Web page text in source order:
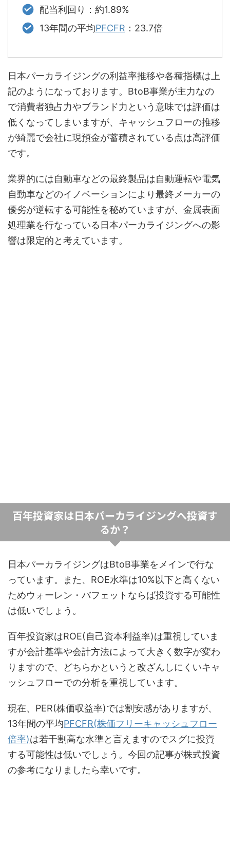
配当利回り：約1.89%
13年間の平均PFCFR ：23.7倍
日本パーカライジングの利益率推移や各種指標は上
記のようになっております。BtoB事業が主力なの
で消費者独占力やブランド力という意味では評価は
低くなってしまいますが、キャッシュフローの推移
が綺麗で会社に現預金が蓄積されている点は高評価
です。
業界的には自動車などの最終製品は自動運転や電気
自動車などのイノベーションにより最終メーカーの
優劣が逆転する可能性を秘めていますが、金属表面
処理業を行なっている日本パーカライジングへの影
響は限定的と考えています。
百年投資家は日本パーカライジングへ投資す
るか？
日本パーカライジングはBtoB事業をメインで行な
っています。また、ROE水準は10%以下と高くない
ためウォーレン・バフェットならば投資する可能性
は低いでしょう。
百年投資家はROE(自己資本利益率)は重視していま
すが会計基準や会計方法によって大きく数字が変わ
りますので、どちらかというと改ざんしにくいキャ
ッシュフローでの分析を重視しています。
現在、PER(株価収益率)では割安感がありますが、
13年間の平均PFCFR(株価フリーキャッシュフロー
倍率)は若干割高な水準と言えますのでスグに投資
する可能性は低いでしょう。今回の記事が株式投資
の参考になりましたら幸いです。